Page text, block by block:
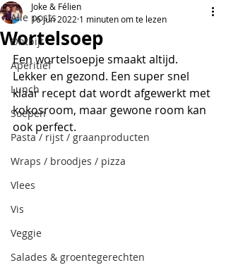
Alle posts
Ontbijt
Aperitief
Lunch
Soepen
Pasta / rijst / graanproducten
Wraps / broodjes / pizza
Vlees
Vis
Veggie
Salades & groentegerechten
Wortelsoep
Joke & Félien
16 jun 2022 1 minuten om te lezen
Een wortelsoepje smaakt altijd.
Lekker en gezond. Een super snel
klaar recept dat wordt afgewerkt met
kokosroom, maar gewone room kan
ook perfect.